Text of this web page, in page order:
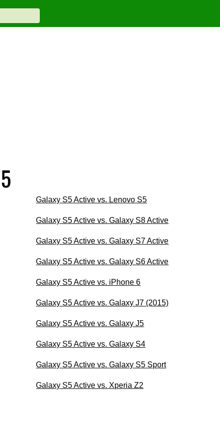
Galaxy S5 Active vs. Lenovo S5
Galaxy S5 Active vs. Galaxy S8 Active
Galaxy S5 Active vs. Galaxy S7 Active
Galaxy S5 Active vs. Galaxy S6 Active
Galaxy S5 Active vs. iPhone 6
Galaxy S5 Active vs. Galaxy J7 (2015)
Galaxy S5 Active vs. Galaxy J5
Galaxy S5 Active vs. Galaxy S4
Galaxy S5 Active vs. Galaxy S5 Sport
Galaxy S5 Active vs. Xperia Z2